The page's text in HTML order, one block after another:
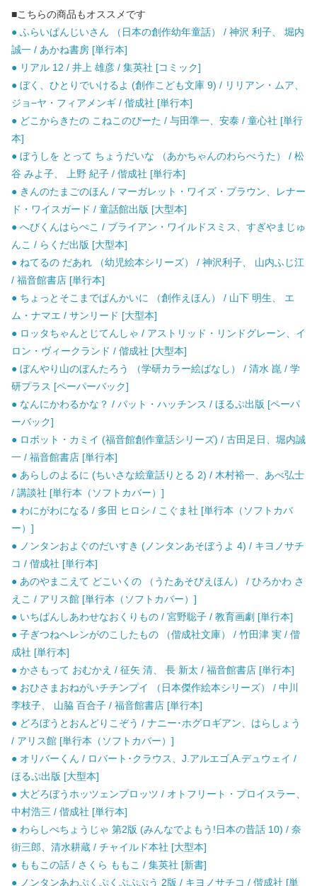
■こちらの商品もオススメです
● ふらいぱんじいさん （日本の創作幼年童話） / 神沢 利子、 堀内
誠一 / あかね書房 [単行本]
● リアル 12 / 井上 雄彦 / 集英社 [コミック]
● ぼく、ひとりでいけるよ (創作こども文庫 9) / リリアン・ムア、
ジョ−ヤ・フィアメンギ / 偕成社 [単行本]
● どこからきたの こねこのぴーた / 与田準一、安泰 / 童心社 [単行
本]
● ぼうしを とって ちょうだいな （あかちゃんのわらべうた） / 松
谷 みよ子、 上野 紀子 / 偕成社 [単行本]
● きんのたまごのほん / マーガレット・ワイズ・ブラウン、レナー
ド・ワイスガード / 童話館出版 [大型本]
● へびくんはらぺこ / ブライアン・ワイルドスミス、すぎやまじゅ
んこ / らくだ出版 [大型本]
● ねてるの だあれ （幼児絵本シリーズ） / 神沢利子、 山内ふじ江
/ 福音館書店 [単行本]
● ちょっとそこまでぱんかいに （創作えほん） / 山下 明生、 エ
ム・ナマエ / サンリード [大型本]
● ロッタちゃんとじてんしゃ / アストリッド・リンドグレーン、イ
ロン・ヴィークランド / 偕成社 [大型本]
● ぼんやり山のぼんたろう （学研カラー絵ばなし） / 清水 崑 / 学
研プラス [ペーパーバック]
● なんにかわるかな？ / パット・ハッチンス / ほるぷ出版 [ペーパ
ーバック]
● ロボット・カミイ (福音館創作童話シリーズ) / 古田足日、堀内誠
一 / 福音館書店 [単行本]
● あらしのよるに (ちいさな絵童話りとる 2) / 木村裕一、あべ弘士
/ 講談社 [単行本（ソフトカバー）]
● わにがわになる / 多田 ヒロシ / こぐま社 [単行本（ソフトカバ
ー）]
● ノンタンおよぐのだいすき (ノンタンあそぼうよ 4) / キヨノサチ
コ / 偕成社 [単行本]
● あのやまこえて どこいくの （うたあそびえほん） / ひろかわ さ
えこ / アリス館 [単行本（ソフトカバー）]
● いちばんしあわせなおくりもの / 宮野聡子 / 教育画劇 [単行本]
● 子ぎつねヘレンがのこしたもの （偕成社文庫） / 竹田津 実 / 偕
成社 [単行本]
● かさもって おむかえ / 征矢 清、 長 新太 / 福音館書店 [単行本]
● おひさまおねがいチチンプイ （日本傑作絵本シリーズ） / 中川
李枝子、 山脇 百合子 / 福音館書店 [単行本]
● どろぼうとおんどりこぞう / ナニー･ホグロギアン、はらしょう
/ アリス館 [単行本（ソフトカバー）]
● オリバーくん / ロバート･クラウス、J.アルエゴ,A.デュウェイ /
ほるぷ出版 [大型本]
● 大どろぼうホッツェンプロッツ / オトフリート・プロイスラー、
中村浩三 / 偕成社 [単行本]
● わらしべちょうじゃ 第2版 (みんなでよもう!日本の昔話 10) / 奈
街三郎、清水耕蔵 / チャイルド本社 [大型本]
● ももこの話 / さくら ももこ / 集英社 [新書]
● ノンタンあわぷくぷくぷぷぷう 2版 / キヨノサチコ / 偕成社 [単